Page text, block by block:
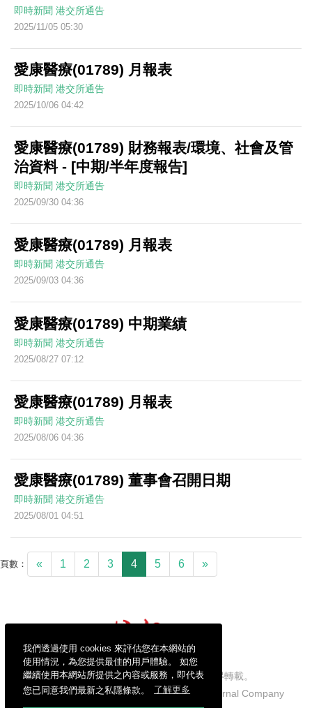
我們透過使用 cookies 來評估您在本網站的
使用情況，為您提供最佳的用戶體驗。 如您
繼續使用本網站所提供之內容或服務，即代表
您已同意我們最新之私隱條款。
了解更多
即時新聞 港交所通告
2025/11/05 05:30
愛康醫療(01789) 月報表
即時新聞 港交所通告
2025/10/06 04:42
愛康醫療(01789) 財務報表/環境、社會及管
治資料 - [中期/半年度報告]
即時新聞 港交所通告
2025/09/30 04:36
愛康醫療(01789) 月報表
即時新聞 港交所通告
2025/09/03 04:36
愛康醫療(01789) 中期業績
即時新聞 港交所通告
2025/08/27 07:12
愛康醫療(01789) 月報表
即時新聞 港交所通告
2025/08/06 04:36
愛康醫療(01789) 董事會召開日期
即時新聞 港交所通告
2025/08/01 04:51
頁數： « 1 2 3 4 5 6 »
信報財經新聞有限公司版權所有，不得轉載。
Copyright © 2026 Hong Kong Economic Journal Company